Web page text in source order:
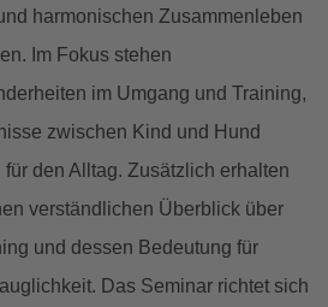
harmonischen Zusammenleben
Im Fokus stehen
im Umgang und Training,
zwischen Kind und Hund
den Alltag. Zusätzlich erhalten
verständlichen Überblick über
und dessen Bedeutung für
Das Seminar richtet sich